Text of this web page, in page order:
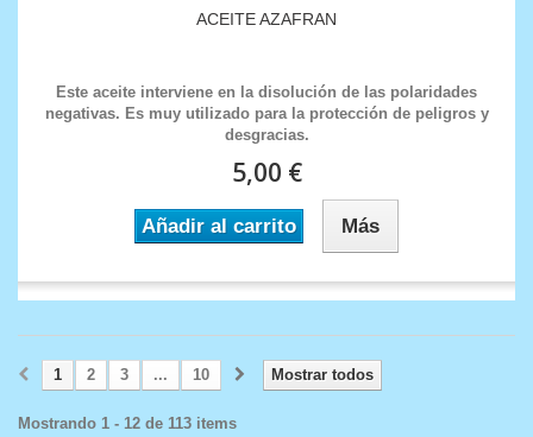
ACEITE AZAFRAN
Este aceite interviene en la disolución de las polaridades
negativas. Es muy utilizado para la protección de peligros y
desgracias.
5,00 €
Añadir al carrito Más
Mostrar todos
1 2 3 ... 10
Mostrando 1 - 12 de 113 items